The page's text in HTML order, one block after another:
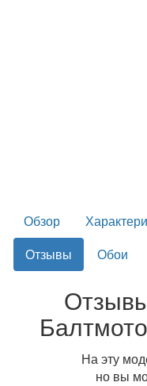
Обзор
Отзывы
Обои
На эту
но вы